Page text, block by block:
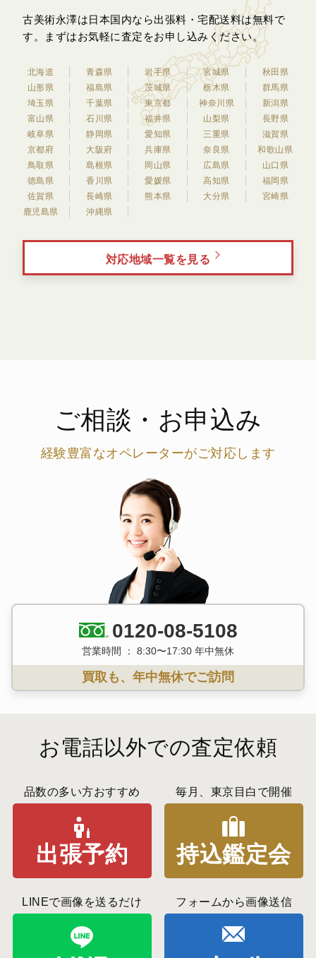
古美術永澤は日本国内なら出張料・宅配送料は無料で
す。
まずはお気軽に査定をお申し込みください。
北海道 青森県 岩手県 宮城県
秋田県
山形県
福島県 茨城県 栃木県
群馬県
埼玉県
千葉県 東京都 神奈川県
新潟県
富山県
石川県 福井県 山梨県
長野県
岐阜県
静岡県 愛知県 三重県
滋賀県
京都府
大阪府 兵庫県 奈良県
和歌山県
鳥取県
島根県 岡山県 広島県
山口県
徳島県
香川県 愛媛県 高知県
福岡県
佐賀県
長崎県 熊本県 大分県
宮崎県
鹿児島県
沖縄県
対応地域一覧を見る
ご相談・お申込み
経験豊富なオペレーターがご対応します
0120-08-5108
営業時間 ： 8:30〜17:30 年中無休
買取も、年中無休でご訪問
お電話以外での査定依頼
品数の多い方おすすめ
出張予約
毎月、東京目白で開催
持込鑑定会
LINEで画像を送るだけ フォームから画像送信